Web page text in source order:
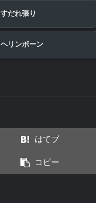
すだれ張り
ヘリンボーン
はてブ
コピー